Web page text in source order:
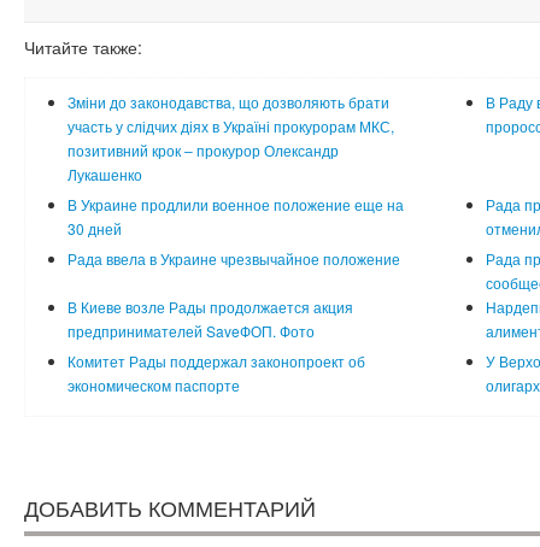
Читайте также:
Зміни до законодавства, що дозволяють брати
участь у слідчих діях в Україні прокурорам МКС,
позитивний крок – прокурор Олександр
Лукашенко
В Раду
В Украине продлили военное положение еще на
30 дней
Рада
Рада ввела в Украине чрезвычайное положение
Рада
В Киеве возле Рады продолжается акция
предпринимателей SaveФОП. Фото
Комитет Рады поддержал законопроект об
экономическом паспорте
У
ДОБАВИТЬ КОММЕНТАРИЙ